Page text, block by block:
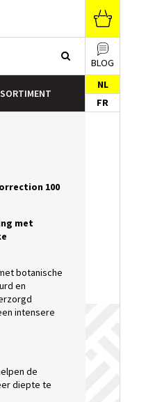
BLOG
NL
FR
100
met
botanische
en
intensere
de
diepte te